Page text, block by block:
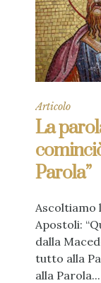
Articolo
La
Parola”
Ascoltiamo
Apostoli:
dalla
tutto alla
alla Parola...